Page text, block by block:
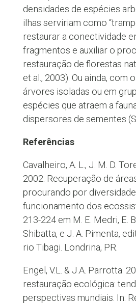
densidades de espécies
ilhas serviriam como
restaurar a conectividade
fragmentos e auxiliar o
restauração de florestas
et al., 2003). Ou ainda, com
árvores isoladas ou em
espécies que atraem a
dispersores de sementes
Referências
Cavalheiro, A. L., J. M. D.
2002. Recuperação de
procurando por
funcionamento dos
213-224 em M. E. Medri, E.
Shibatta, e J. A. Pimenta,
rio Tibagi. Londrina, PR.
Engel, V.L. & J.A. Parrotta.
restauração ecológica:
perspectivas mundiais. In: